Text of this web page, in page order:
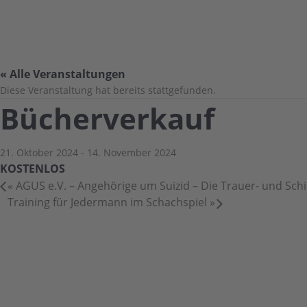
« Alle Veranstaltungen
Diese Veranstaltung hat bereits stattgefunden.
Bücherverkauf
21. Oktober 2024 - 14. November 2024
KOSTENLOS
« AGUS e.V. – Angehörige um Suizid – Die Trauer- und
Training für Jedermann im Schachspiel »